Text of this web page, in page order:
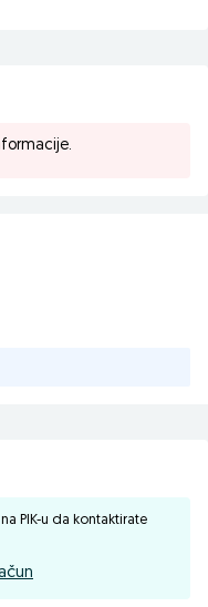
PIK-u da kontaktirate